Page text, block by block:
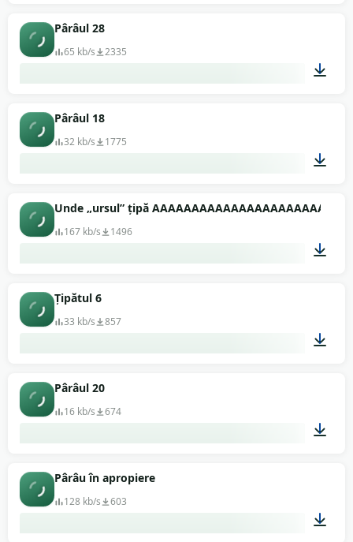
Pârâul 28
65 kb/s 2335
Pârâul 18
32 kb/s 1775
00:05
Unde „ursul” țipă
167 kb/s 1496
Țipătul 6
33 kb/s 857
Pârâul 20
16 kb/s 674
Pârâu în apropiere
128 kb/s 603